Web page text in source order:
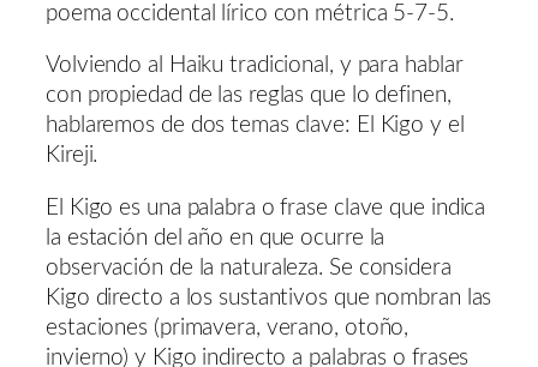
poema occidental lírico con métrica 5-7-5.
Volviendo al Haiku tradicional, y para hablar
con propiedad de las reglas que lo definen,
hablaremos de dos temas clave: El Kigo y el
Kireji.
El Kigo es una palabra o frase clave que indica
la estación del año en que ocurre la
observación de la naturaleza. Se considera
Kigo directo a los sustantivos que nombran las
estaciones (primavera, verano, otoño,
invierno) y Kigo indirecto a palabras o frases